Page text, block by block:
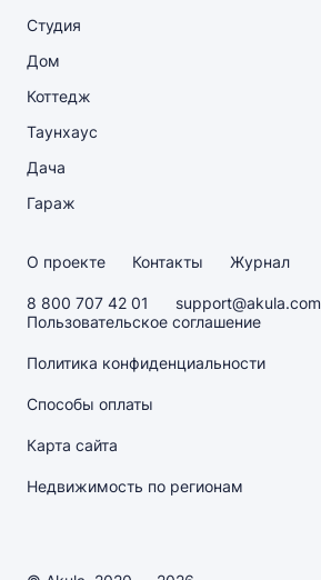
Студия
Дом
Коттедж
Таунхаус
Дача
Гараж
О проекте Контакты Журнал
8 800 707 42 01
support@akula.com
Пользовательское соглашение
Политика конфиденциальности
Способы оплаты
Карта сайта
Недвижимость по регионам